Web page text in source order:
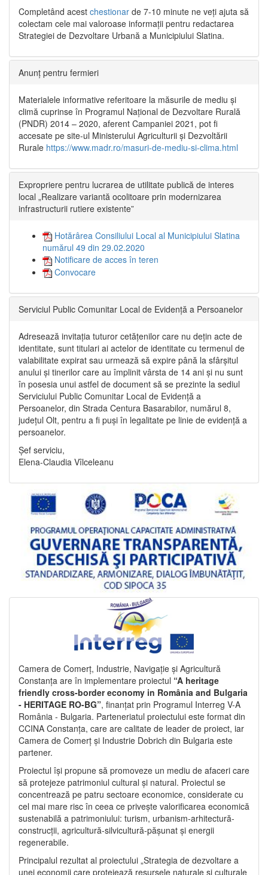
Completând acest chestionar de 7-10 minute ne veți ajuta să
colectam cele mai valoroase informații pentru redactarea
Strategiei de Dezvoltare Urbană a Municipiului Slatina.
Anunț pentru fermieri
Materialele informative referitoare la măsurile de mediu și
climă cuprinse în Programul Național de Dezvoltare Rurală
(PNDR) 2014 – 2020, aferent Campaniei 2021, pot fi
accesate pe site-ul Ministerului Agriculturii și Dezvoltării
Rurale https://www.madr.ro/masuri-de-mediu-si-clima.html
Expropriere pentru lucrarea de utilitate publică de interes
local „Realizare variantă ocolitoare prin modernizarea
infrastructurii rutiere existente”
Hotărârea Consiliului Local al Municipiului Slatina
numărul 49 din 29.02.2020
Notificare de acces în teren
Convocare
Serviciul Public Comunitar Local de Evidență a Persoanelor
Adresează invitația tuturor cetățenilor care nu dețin acte de
identitate, sunt titulari ai actelor de identitate cu termenul de
valabilitate expirat sau urmează să expire până la sfârșitul
anului și tinerilor care au împlinit vârsta de 14 ani și nu sunt
în posesia unui astfel de document să se prezinte la sediul
Serviciului Public Comunitar Local de Evidență a
Persoanelor, din Strada Centura Basarabilor, numărul 8,
județul Olt, pentru a fi puși în legalitate pe linie de evidență a
persoanelor.
Șef serviciu,
Elena-Claudia Vîlceleanu
Camera de Comerț, Industrie, Navigație și Agricultură
Constanța are în implementare proiectul “A heritage
friendly cross-border economy in România and Bulgaria
- HERITAGE RO-BG”, finanțat prin Programul Interreg V-A
România - Bulgaria. Parteneriatul proiectului este format din
CCINA Constanța, care are calitate de leader de proiect, iar
Camera de Comerț și Industrie Dobrich din Bulgaria este
partener.
Proiectul își propune să promoveze un mediu de afaceri care
să protejeze patrimoniul cultural și natural. Proiectul se
concentrează pe patru sectoare economice, considerate cu
cel mai mare risc în ceea ce privește valorificarea economică
sustenabilă a patrimoniului: turism, urbanism-arhitectură-
construcții, agricultură-silvicultură-pășunat și energii
regenerabile.
Principalul rezultat al proiectului „Strategia de dezvoltare a
unei economii care protejează resursele naturale și culturale